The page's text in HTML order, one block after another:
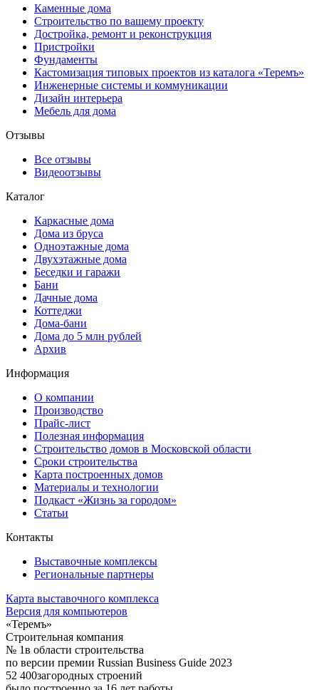
Каменные дома
Строительство по вашему проекту
Достройка, ремонт и реконструкция
Пристройки
Фундаменты
Кастомизация типовых проектов из каталога «Теремъ»
Инженерные системы и коммуникации
Дизайн интерьера
Мебель для дома
Отзывы
Все отзывы
Видеоотзывы
Каталог
Каркасные дома
Дома из бруса
Одноэтажные дома
Двухэтажные дома
Беседки и гаражи
Бани
Дачные дома
Коттеджи
Дома-бани
Дома до 5 млн рублей
Архив
Информация
О компании
Производство
Прайс-лист
Полезная информация
Строительство домов в Московской области
Сроки строительства
Карта построенных домов
Материалы и технологии
Подкаст «Жизнь за городом»
Статьи
Контакты
Выставочные комплексы
Региональные партнеры
Карта выставочного комплекса
Версия для компьютеров
«Теремъ»
Строительная компания
№ 1в области строительства
по версии премии Russian Business Guide 2023
52 400загородных строений